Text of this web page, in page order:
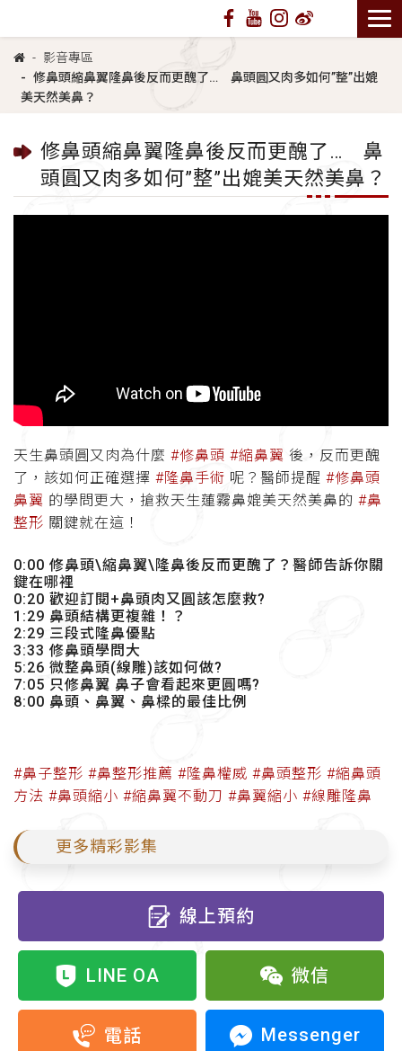
影音專區
修鼻頭縮鼻翼隆鼻後反而更醜了… 鼻頭圓又肉多如何”整”出媲
美天然美鼻？
修鼻頭縮鼻翼隆鼻後反而更醜了… 鼻
頭圓又肉多如何”整”出媲美天然美鼻？
天生鼻頭圓又肉為什麼 #修鼻頭 #縮鼻翼 後，反而更醜
了，該如何正確選擇 #隆鼻手術 呢？醫師提醒 #修鼻頭
鼻翼 的學問更大，搶救天生蓮霧鼻媲美天然美鼻的 #鼻
整形 關鍵就在這！
0:00 修鼻頭\縮鼻翼\隆鼻後反而更醜了？醫師告訴你關
鍵在哪裡
0:20 歡迎訂閱+鼻頭肉又圓該怎麼救?
1:29 鼻頭結構更複雜！？
2:29 三段式隆鼻優點
3:33 修鼻頭學問大
5:26 微整鼻頭(線雕)該如何做?
7:05 只修鼻翼 鼻子會看起來更圓嗎?
8:00 鼻頭、鼻翼、鼻樑的最佳比例
#鼻子整形 #鼻整形推薦 #隆鼻權威 #鼻頭整形 #縮鼻頭
方法 #鼻頭縮小 #縮鼻翼不動刀 #鼻翼縮小 #線雕隆鼻
更多精彩影集
線上預約
LINE OA 微信
電話 Messenger